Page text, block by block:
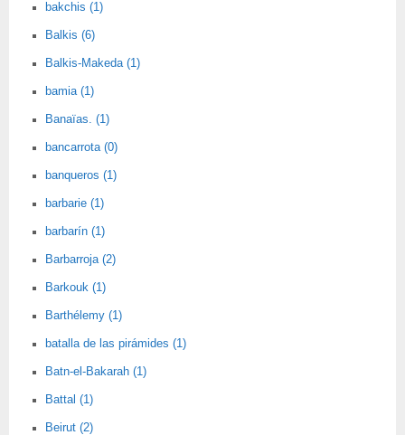
bakchis (1)
Balkis (6)
Balkis-Makeda (1)
bamia (1)
Banaïas. (1)
bancarrota (0)
banqueros (1)
barbarie (1)
barbarín (1)
Barbarroja (2)
Barkouk (1)
Barthélemy (1)
batalla de las pirámides (1)
Batn-el-Bakarah (1)
Battal (1)
Beirut (2)